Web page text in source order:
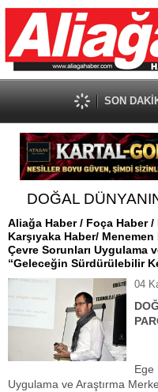
SON
DOĞAL
Aliağa Haber / Foça Haber
Karşıyaka Haber/
Çevre Sorunları Uygulama
“Geleceğin Sürdürülebilir
04
Ege
Uygulama ve Araştırma